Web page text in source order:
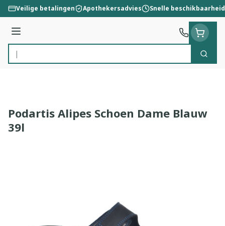
Ga naar de inhoud
Veilige betalingen Apothekersadvies Snelle beschikbaarheid
Menu
Product, merk, categorie...
Zoek
Podartis Alipes Schoen Dame Blauw
39l